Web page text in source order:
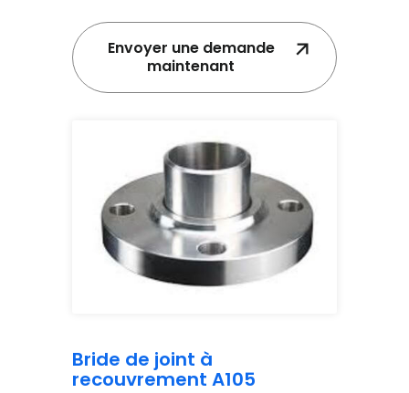
Envoyer une demande
maintenant
Bride de joint à
recouvrement A105